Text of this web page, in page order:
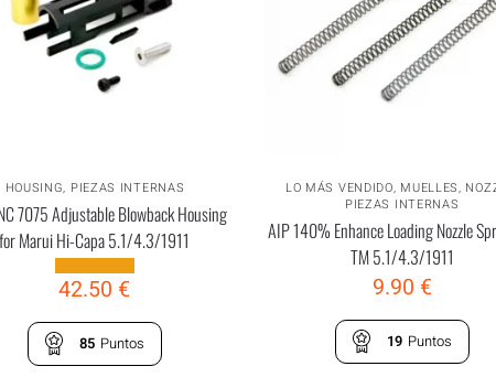
HOUSING, PIEZAS INTERNAS
7075 Adjustable Blowback Housing
for Marui Hi-Capa 5.1/4.3/1911
42.50 €
85 Puntos
LO MÁS VENDIDO, MUELLES,
PIEZAS INTERNAS
AIP 140% Enhance Loading Nozzle
TM 5.1/4.3/1911
9.90 €
19 Puntos